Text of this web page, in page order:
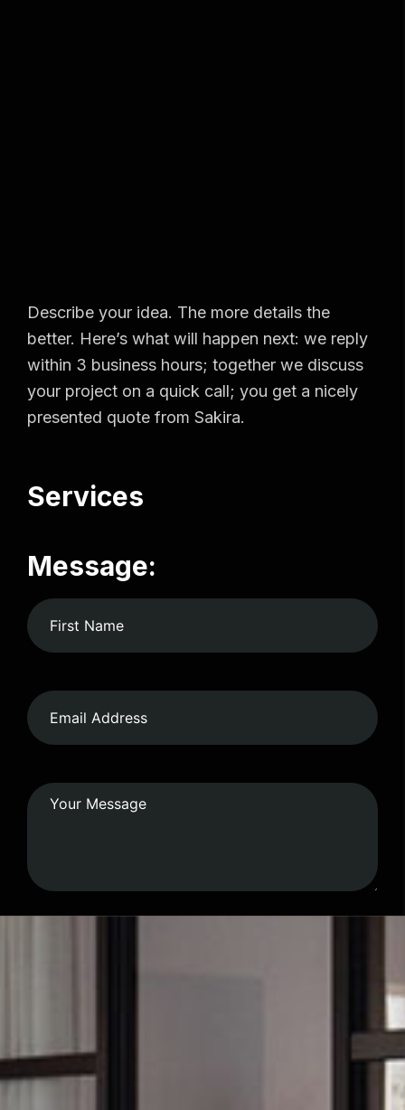
Describe your idea. The more details the
better. Here’s what will happen next: we reply
within 3 business hours; together we discuss
your project on a quick call; you get a nicely
presented quote from Sakira.
Services
Message: